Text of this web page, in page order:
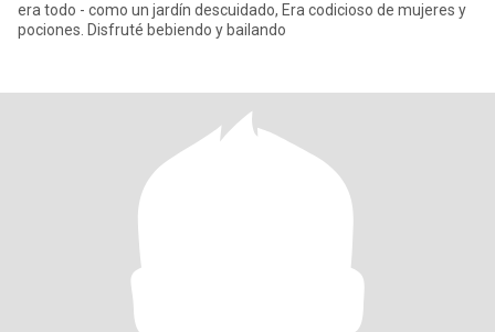
era todo - como un jardín descuidado, Era codicioso de mujeres y
pociones. Disfruté bebiendo y bailando